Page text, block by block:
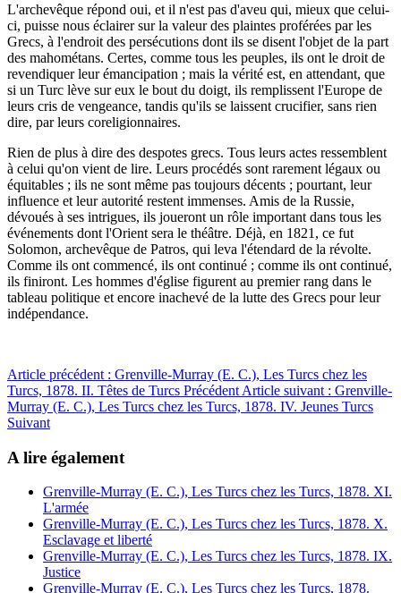
L'archevêque répond oui, et il n'est pas d'aveu qui, mieux que celui-
ci, puisse nous éclairer sur la valeur des plaintes proférées par les
Grecs, à l'endroit des persécutions dont ils se disent l'objet de la part
des mahométans. Certes, comme tous les peuples, ils ont le droit de
revendiquer leur émancipation ; mais la vérité est, en attendant, que
si un Turc lève sur eux le bout du doigt, ils remplissent l'Europe de
leurs cris de vengeance, tandis qu'ils se laissent crucifier, sans rien
dire, par leurs coreligionnaires.
Rien de plus à dire des despotes grecs. Tous leurs actes ressemblent
à celui qu'on vient de lire. Leurs procédés sont rarement légaux ou
équitables ; ils ne sont même pas toujours décents ; pourtant, leur
influence et leur autorité restent immenses. Amis de la Russie,
dévoués à ses intrigues, ils joueront un rôle important dans tous les
événements dont l'Orient sera le théâtre. Déjà, en 1821, ce fut
Solomon, archevêque de Patros, qui leva l'étendard de la révolte.
Comme ils ont commencé, ils ont continué ; comme ils ont continué,
ils finiront. Les hommes d'église figurent au premier rang dans le
tableau politique et encore inachevé de la lutte des Grecs pour leur
indépendance.
Article précédent : Grenville-Murray (E. C.), Les Turcs chez les
Turcs, 1878. II. Têtes de Turcs Précédent Article suivant : Grenville-
Murray (E. C.), Les Turcs chez les Turcs, 1878. IV. Jeunes Turcs
Suivant
A lire également
Grenville-Murray (E. C.), Les Turcs chez les Turcs, 1878. XI.
L'armée
Grenville-Murray (E. C.), Les Turcs chez les Turcs, 1878. X.
Esclavage et liberté
Grenville-Murray (E. C.), Les Turcs chez les Turcs, 1878. IX.
Justice
Grenville-Murray (E. C.), Les Turcs chez les Turcs, 1878.